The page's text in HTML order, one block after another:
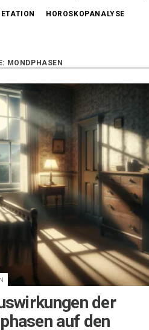
HOROSKOPANALYSE
MONDPHASEN
der
auf den